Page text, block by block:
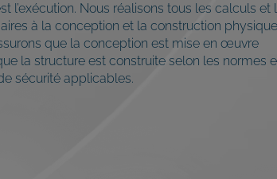
l’exécution. Nous réalisons tous les calculs et
à la conception et la construction
que la conception est mise en œuvre
la structure est construite selon les normes
sécurité applicables.